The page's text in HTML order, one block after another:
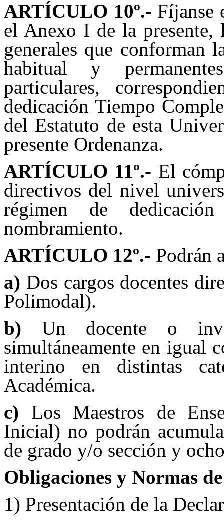
ARTÍCULO 10º.- Fíjanse
el Anexo I de la presente,
generales que conforman
habitual y
particulares,
dedicación Tiempo
del Estatuto de esta
presente Ordenanza.
ARTÍCULO 11º.- El
directivos del nivel
régimen de
nombramiento.
ARTÍCULO 12º.- Podrán
a) Dos cargos docentes
Polimodal).
b) Un docente o
simultáneamente en igual
interino en distintas
Académica.
c) Los Maestros de
Inicial) no podrán
de grado y/o sección y
Obligaciones y Normas
1) Presentación de la